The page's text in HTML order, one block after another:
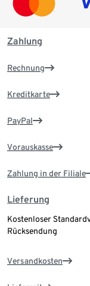
Zahlung
Rechnung
Kreditkarte
PayPal
Vorauskasse
Zahlung in der Filiale
Lieferung
Kostenloser
Rücksendung
Versandkosten